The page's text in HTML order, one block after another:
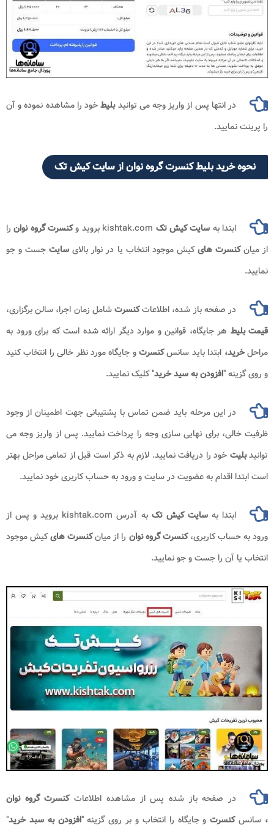
در انتها پس از واریز وجه می توانیدبلیطخود را مشاهده نموده و آن
را پرینت نمایید.
نحوه خرید بلیط کنسرت گروه نوان از سایت کیش تک
ابتدا به سایت کیش تک kishtak.com بروید و کنسرت گروه نوان را
از میانکنسرت هایکیش موجود انتخاب یا در نوار بالای سایت جست و جو
نمایید.
در صفحه باز شده، اطلاعاتکنسرتشامل زمان اجرا، سالن برگزاری،
قیمت بلیط هر جایگاه، قوانین و موارد دیگر ارائه شده است که برای ورود به
مراحلخرید، ابتدا باید سانسکنسرتو جایگاه مورد نظر خالی را انتخاب کنید
و روی گزینه "افزودن به سید خرید" کلیک نمایید.
در این مرحله باید ضمن تماس با پشتیبانی جهت اطمینان از وجود
ظرفیت خالی، برای نهایی سازی وجه را پرداخت نمایید. پس از واریز وجه می
توانیدبلیت خود را دریافت نمایید. لازم به ذکر است قبل از تمامی مراحل بهتر
است ابتدا اقدام به عضویت در سایت و ورود به حساب کاربری خود نمایید.
ابتدا بهسایت کیش تک
به آدرس kishtak.com بروید و پس از
ورود به حساب کاربری،کنسرت گروه نوان ​​​ را از میانکنسرت هایکیش موجود
انتخاب یا آن را جست و جو نمایید.
در صفحه باز شده پس از مشاهده اطلاعاتکنسرت گروه نوان​​​
، سانسکنسرتو جایگاه را انتخاب و بر روی گزینه "افزودن به سبد خرید"